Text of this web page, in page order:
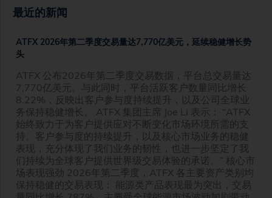
最近的新闻
ATFX 2026年第二季度交易量达7,770亿美元，延续稳健增长势
头
ATFX 公布2026年第二季度交易数据，平台总交易量达
7,770亿美元。与此同时，平台活跃客户数量同比增长
8.22%，反映出客户参与度持续提升，以及公司全球业
务保持稳健增长。 ATFX 集团主席 Joe Li 表示： “ATFX
始终致力于为客户提供应对不断变化市场环境所需的支
持。客户参与度的持续提升，以及核心市场业务的稳健
表现，充分体现了我们业务的韧性，也进一步坚定了我
们持续为全球客户提供世界级交易体验的承诺。” 核心市
场表现强劲 2026年第二季度，ATFX 各主要资产类别均
保持稳健的交易表现： 能源类产品表现最为突出，交易